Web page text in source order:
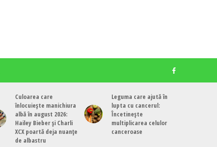
Culoarea care
înlocuiește manichiura
albă în august 2026:
Hailey Bieber și Charli
XCX poartă deja nuanțe
de albastru
Leguma care ajută în
lupta cu cancerul:
Încetinește
multiplicarea celulor
canceroase